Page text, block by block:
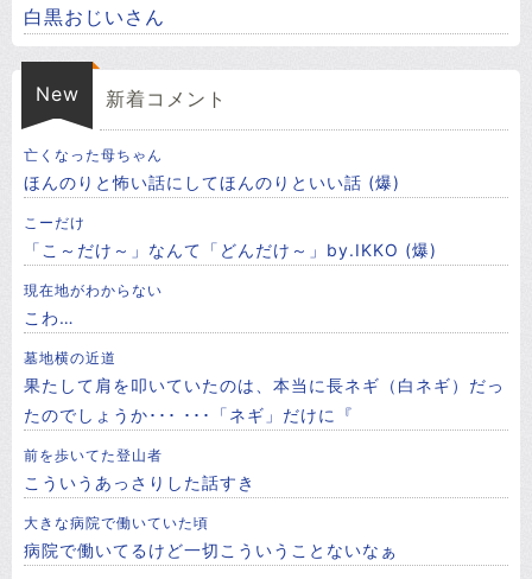
白黒おじいさん
New 新着コメント
亡くなった母ちゃん
ほんのりと怖い話にしてほんのりといい話 (爆)
こーだけ
「こ～だけ～」なんて「どんだけ～」by.IKKO (爆)
現在地がわからない
こわ…
墓地横の近道
果たして肩を叩いていたのは、本当に長ネギ（白ネギ）だっ
たのでしょうか･･･ ･･･「ネギ」だけに『
前を歩いてた登山者
こういうあっさりした話すき
大きな病院で働いていた頃
病院で働いてるけど一切こういうことないなぁ